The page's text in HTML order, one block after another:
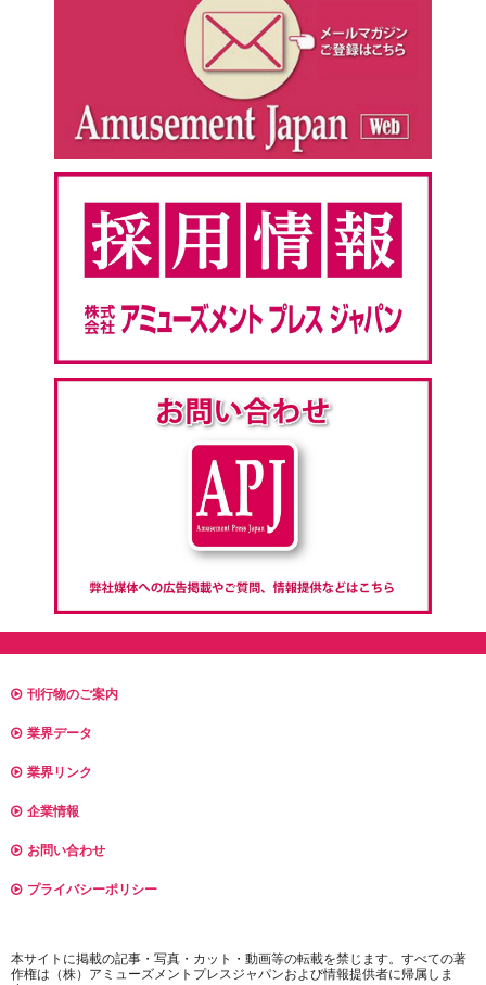
刊行物のご案内
業界データ
業界リンク
企業情報
お問い合わせ
プライバシーポリシー
本サイトに掲載の記事・写真・カット・動画等の転載を禁じます。すべての著
作権は（株）アミューズメントプレスジャパンおよび情報提供者に帰属しま